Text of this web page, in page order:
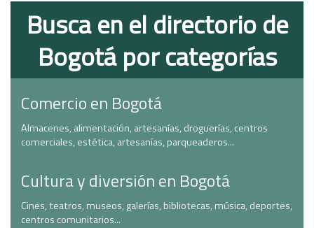
Busca en el directorio de
Bogotá por categorías
Comercio en Bogotá
Almacenes, alimentación, artesanías, droguerías, centros
comerciales, estética, artesanías, parqueaderos...
Cultura y diversión en Bogotá
Cines, teatros, museos, galerías, bibliotecas, música, deportes,
centros comunitarios...